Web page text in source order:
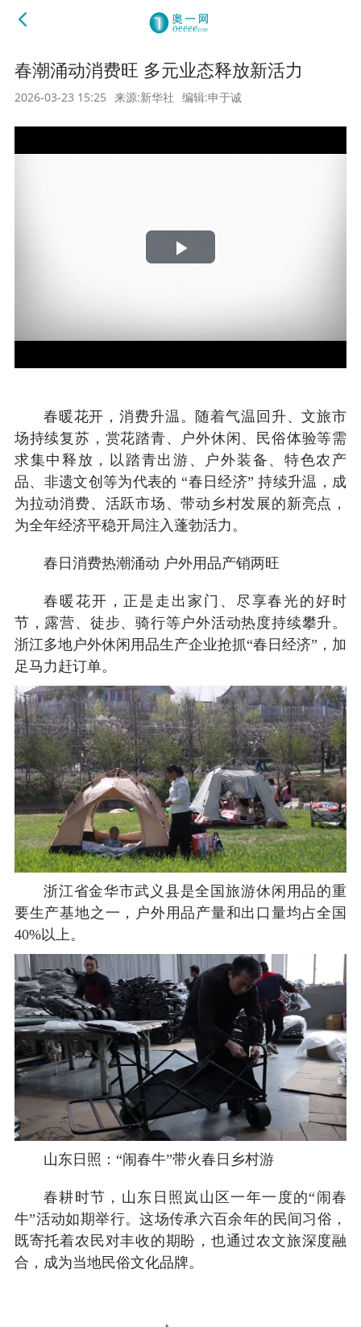
春潮涌动消费旺 多元业态释放新活力
2026-03-23 15:25 来源:新华社 编辑:申于诚
Play
春暖花开，消费升温。随着气温回升、文旅市
场持续复苏，赏花踏青、户外休闲、民俗体验等需
求集中释放，以踏青出游、户外装备、特色农产
品、非遗文创等为代表的 “春日经济” 持续升温，成
为拉动消费、活跃市场、带动乡村发展的新亮点，
为全年经济平稳开局注入蓬勃活力。
春日消费热潮涌动 户外用品产销两旺
春暖花开，正是走出家门、尽享春光的好时
节，露营、徒步、骑行等户外活动热度持续攀升。
浙江多地户外休闲用品生产企业抢抓“春日经济”，加
足马力赶订单。
浙江省金华市武义县是全国旅游休闲用品的重
要生产基地之一，户外用品产量和出口量均占全国
40%以上。
山东日照：“闹春牛”带火春日乡村游
春耕时节，山东日照岚山区一年一度的“闹春
牛”活动如期举行。这场传承六百余年的民间习俗，
既寄托着农民对丰收的期盼，也通过农文旅深度融
合，成为当地民俗文化品牌。